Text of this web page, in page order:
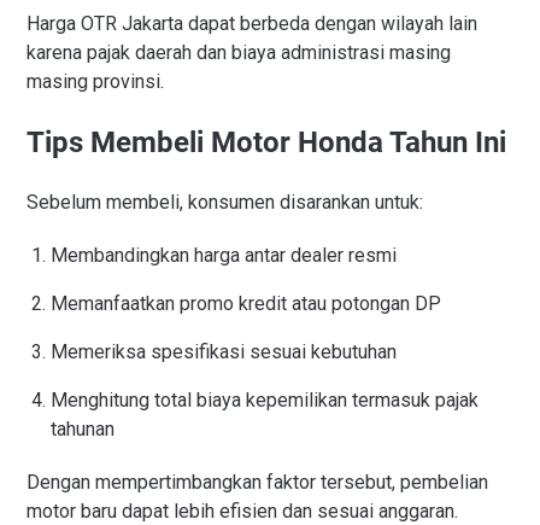
Harga OTR Jakarta dapat berbeda dengan wilayah lain
karena pajak daerah dan biaya administrasi masing
masing provinsi.
Tips Membeli Motor Honda Tahun Ini
Sebelum membeli, konsumen disarankan untuk:
Membandingkan harga antar dealer resmi
Memanfaatkan promo kredit atau potongan DP
Memeriksa spesifikasi sesuai kebutuhan
Menghitung total biaya kepemilikan termasuk pajak
tahunan
Dengan mempertimbangkan faktor tersebut, pembelian
motor baru dapat lebih efisien dan sesuai anggaran.